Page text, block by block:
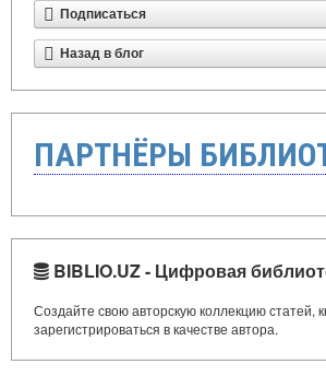
Подписаться
Назад в блог
ПАРТНЁРЫ
BIBLIO.UZ - Цифровая
Создайте свою авторскую коллекцию статей,
зарегистрироваться в качестве автора.